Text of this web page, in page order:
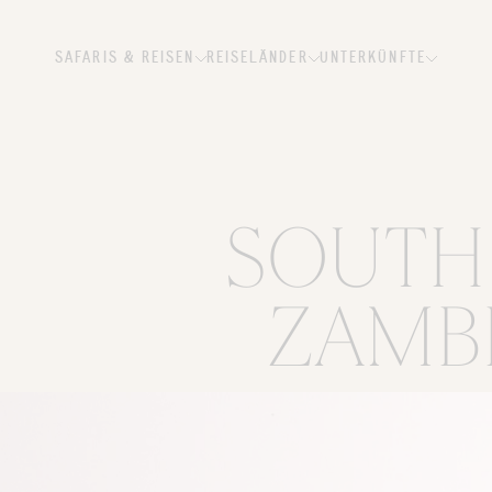
SAFARIS & REISEN REISELÄNDER UNTERKÜNFTE